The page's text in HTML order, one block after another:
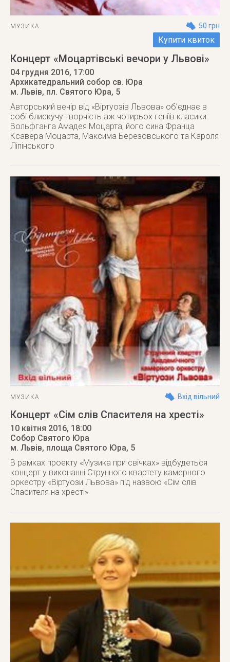
МУЗИКА 50 грн
Купити квиток
Концерт «Моцартівські вечори у Львові»
04 грудня 2016, 17:00
Архикатедральний собор св. Юра
м. Львів, пл. Святого Юра, 5
Авторський вечір від «Віртуозів Львова» об’єднає в
собі блискучу творчість аж чотирьох геніїв класики:
Вольфганга Амадея Моцарта, його сина Франца
Ксавера Моцарта, Максима Березовського та Кароля
Ліпінського
МУЗИКА Вхід вільний
Концерт «Сім слів Спасителя на хресті»
10 квітня 2016, 18:00
Собор Святого Юра
м. Львів, площа Святого Юра, 5
В рамках проекту «Музика при свічках» відбудеться
концерт у виконанні Струнного квартету камерного
оркестру «Віртуози Львова» під назвою «Сім слів
Спасителя на хресті»